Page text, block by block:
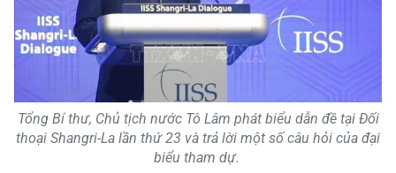
Tổng Bí thư, Chủ tịch nước Tô Lâm phát biểu dẫn đề tại Đối
thoại Shangri-La lần thứ 23 và trả lời một số câu hỏi của đại
biểu tham dự.